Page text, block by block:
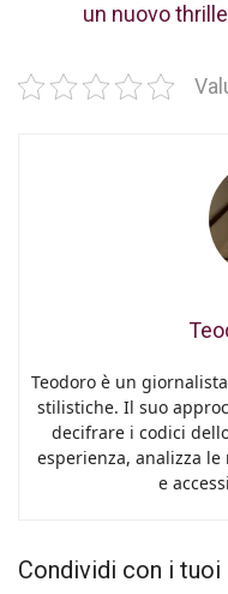
un nuovo
Teodoro è un
stilistiche. Il suo
decifrare i codici
esperienza, analizza
e
Condividi con i tuoi